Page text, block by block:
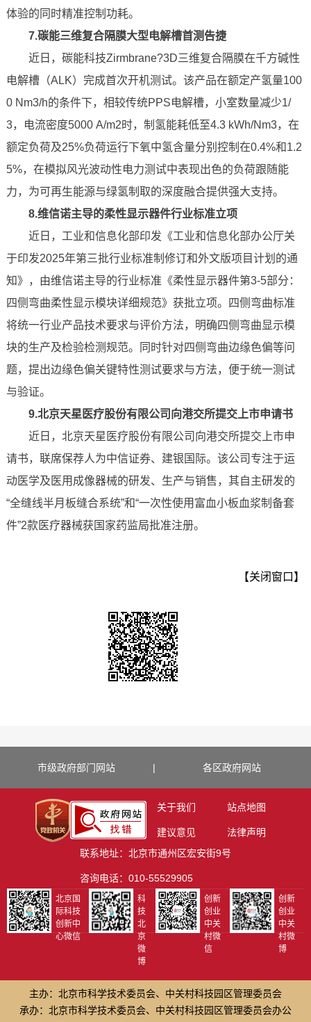
体验的同时精准控制功耗。
7.碳能三维复合隔膜大型电解槽首测告捷
近日，碳能科技Zirmbrane?3D三维复合隔膜在千方碱性
电解槽（ALK）完成首次开机测试。该产品在额定产氢量100
0 Nm3/h的条件下，相较传统PPS电解槽，小室数量减少1/
3，电流密度5000 A/m2时，制氢能耗低至4.3 kWh/Nm3，在
额定负荷及25%负荷运行下氧中氢含量分别控制在0.4%和1.2
5%，在模拟风光波动性电力测试中表现出色的负荷跟随能
力，为可再生能源与绿氢制取的深度融合提供强大支持。
8.维信诺主导的柔性显示器件行业标准立项
近日，工业和信息化部印发《工业和信息化部办公厅关
于印发2025年第三批行业标准制修订和外文版项目计划的通
知》，由维信诺主导的行业标准《柔性显示器件第3-5部分：
四侧弯曲柔性显示模块详细规范》获批立项。四侧弯曲标准
将统一行业产品技术要求与评价方法，明确四侧弯曲显示模
块的生产及检验检测规范。同时针对四侧弯曲边缘色偏等问
题，提出边缘色偏关键特性测试要求与方法，便于统一测试
与验证。
9.北京天星医疗股份有限公司向港交所提交上市申请书
近日，北京天星医疗股份有限公司向港交所提交上市申
请书，联席保荐人为中信证券、建银国际。该公司专注于运
动医学及医用成像器械的研发、生产与销售，其自主研发的
“全缝线半月板缝合系统”和“一次性使用富血小板血浆制备套
件”2款医疗器械获国家药监局批准注册。
【关闭窗口】
市级政府部门网站 | 各区政府网站
关于我们 站点地图
建议意见
法律声明
联系地址：北京市通州区宏安街9号
咨询电话：010-55529905
北京国
际科技
创新中
心微信
科
技
北
京
微
博
创新
创业
中关
村微
信
创新
创业
中关
村微
博
主办：北京市科学技术委员会、中关村科技园区管理委员会
承办：北京市科学技术委员会、中关村科技园区管理委员会办公